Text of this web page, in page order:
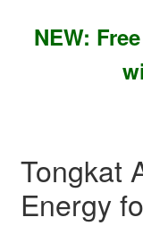
NEW:
Tongkat
Energy